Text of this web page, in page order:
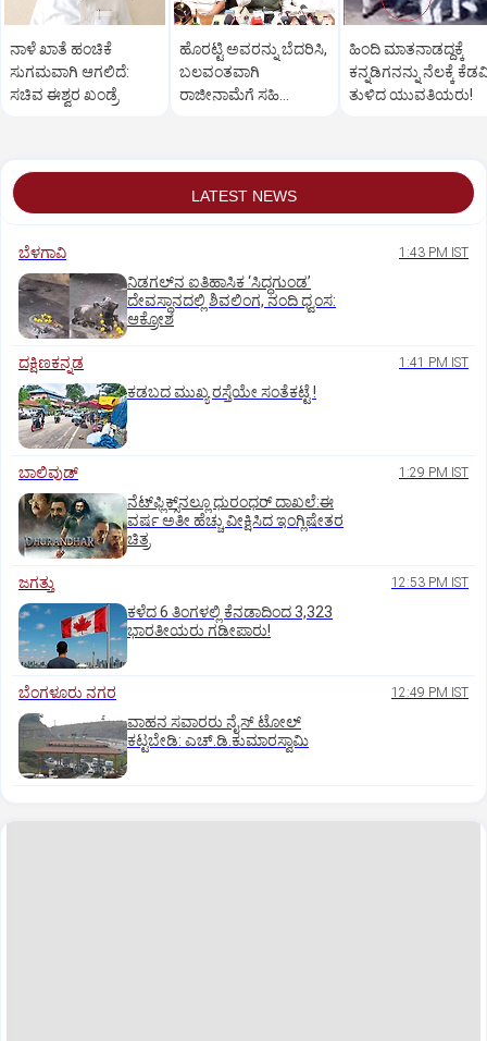
ನಾಳೆ ಖಾತೆ ಹಂಚಿಕೆ
ಸುಗಮವಾಗಿ ಆಗಲಿದೆ:
ಸಚಿವ ಈಶ್ವರ ಖಂಡ್ರೆ
ಹೊರಟ್ಟಿ ಅವರನ್ನು ಬೆದರಿಸಿ,
ಬಲವಂತವಾಗಿ
ರಾಜೀನಾಮೆಗೆ ಸಹಿ
ಹಿಂದಿ ಮಾತನಾಡದ್ದಕ್ಕೆ
ಕನ್ನಡಿಗನನ್ನು ನೆಲಕ್ಕೆ
ತುಳಿದ ಯುವತಿಯರು!
LATEST NEWS
ಬೆಳಗಾವಿ 1:43 PM IST
ನಿಡಗಲ್‌ನ ಐತಿಹಾಸಿಕ ‘ಸಿದ್ಧಗುಂಡ’
ದೇವಸ್ಥಾನದಲ್ಲಿ ಶಿವಲಿಂಗ, ನಂದಿ ಧ್ವಂಸ:
ಆಕ್ರೋಶ
ದಕ್ಷಿಣಕನ್ನಡ 1:41 PM IST
ಕಡಬದ ಮುಖ್ಯ ರಸ್ತೆಯೇ ಸಂತೆಕಟ್ಟೆ !
ಬಾಲಿವುಡ್‌ 1:29 PM IST
ನೆಟ್‌ಫ್ಲಿಕ್ಸ್‌ನಲ್ಲೂ ಧುರಂಧರ್‌ ದಾಖಲೆ:ಈ
ವರ್ಷ ಅತೀ ಹೆಚ್ಚು ವೀಕ್ಷಿಸಿದ ಇಂಗ್ಲಿಷೇತರ
ಚಿತ್ರ
ಜಗತ್ತು 12:53 PM IST
ಕಳೆದ 6 ತಿಂಗಳಲ್ಲಿ ಕೆನಡಾದಿಂದ 3,323
ಭಾರತೀಯರು ಗಡೀಪಾರು!
ಬೆಂಗಳೂರು ನಗರ 12:49 PM IST
ವಾಹನ ಸವಾರರು ನೈಸ್‌ ಟೋಲ್‌
ಕಟ್ಟಬೇಡಿ: ಎಚ್‌.ಡಿ.ಕುಮಾರಸ್ವಾಮಿ